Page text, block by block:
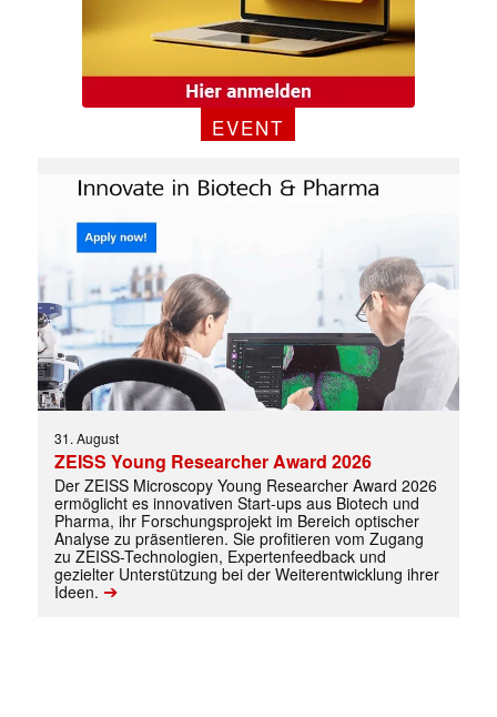
Mit dem |transkript-Newsletter
jede Woche aktuell informiert.
E-
Mail
(erforderlich)
EVENT
31. August
ZEISS Young Researcher Award 2026
Der ZEISS Microscopy Young Researcher Award 2026
ermöglicht es innovativen Start-ups aus Biotech und
Pharma, ihr Forschungsprojekt im Bereich optischer
Analyse zu präsentieren. Sie profitieren vom Zugang
zu ZEISS-Technologien, Expertenfeedback und
gezielter Unterstützung bei der Weiterentwicklung ihrer
Ideen. ➔